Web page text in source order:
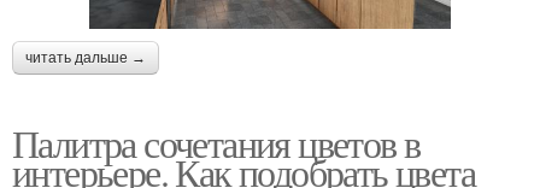
читать дальше →
Палитра сочетания цветов в
интерьере. Как подобрать цвета